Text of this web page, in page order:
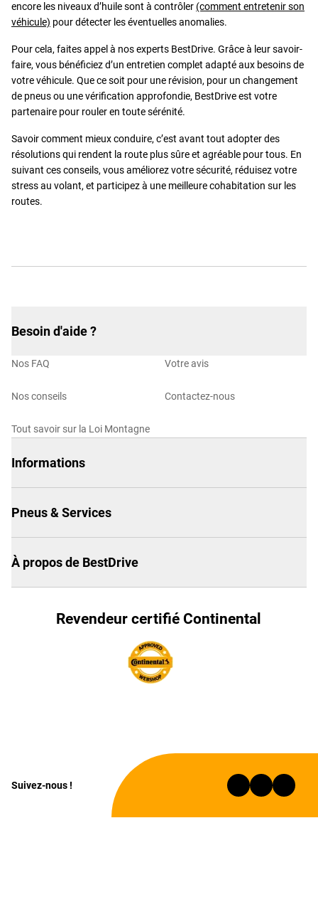
encore les niveaux d’huile sont à contrôler (comment entretenir son
véhicule) pour détecter les éventuelles anomalies.
Pour cela, faites appel à nos experts BestDrive. Grâce à leur savoir-
faire, vous bénéficiez d’un entretien complet adapté aux besoins de
votre véhicule. Que ce soit pour une révision, pour un changement
de pneus ou une vérification approfondie, BestDrive est votre
partenaire pour rouler en toute sérénité.
Savoir comment mieux conduire, c’est avant tout adopter des
résolutions qui rendent la route plus sûre et agréable pour tous. En
suivant ces conseils, vous améliorez votre sécurité, réduisez votre
stress au volant, et participez à une meilleure cohabitation sur les
routes.
Besoin d'aide ?
Nos FAQ
Nos conseils
Tout savoir sur la Loi Montagne
Votre avis
Contactez-nous
Informations
Pneus & Services
À propos de BestDrive
Revendeur certifié Continental
Suivez-nous !